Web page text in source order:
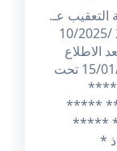
التعقيب عـ.
2025/81322 دد القضية تاريخ القرار21 /10/2025
الاطلاع
على مطلب التعقيب المؤرخ في.15/01/2025 تحت
*****
*****
*****
*